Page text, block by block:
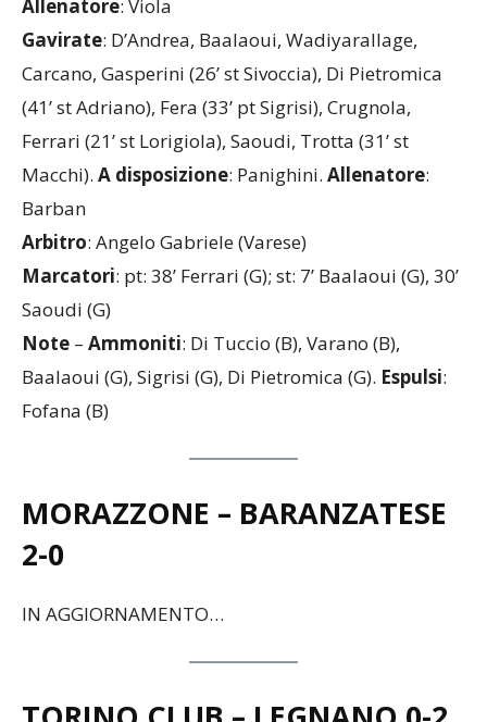
Allenatore: Viola
Gavirate: D’Andrea, Baalaoui, Wadiyarallage,
Carcano, Gasperini (26’ st Sivoccia), Di Pietromica
(41’ st Adriano), Fera (33’ pt Sigrisi), Crugnola,
Ferrari (21’ st Lorigiola), Saoudi, Trotta (31’ st
Macchi). A disposizione: Panighini. Allenatore:
Barban
Arbitro: Angelo Gabriele (Varese)
Marcatori: pt: 38’ Ferrari (G); st: 7’ Baalaoui (G), 30’
Saoudi (G)
Note – Ammoniti: Di Tuccio (B), Varano (B),
Baalaoui (G), Sigrisi (G), Di Pietromica (G). Espulsi:
Fofana (B)
MORAZZONE – BARANZATESE
2-0
IN AGGIORNAMENTO…